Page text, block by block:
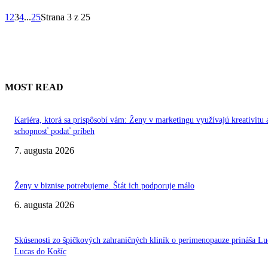
1 234...25Strana 3 z 25
MOST READ
Kariéra, ktorá sa prispôsobí vám: Ženy v marketingu využívajú kreativitu
schopnosť podať príbeh
7. augusta 2026
Ženy v biznise potrebujeme. Štát ich podporuje málo
6. augusta 2026
Skúsenosti zo špičkových zahraničných kliník o perimenopauze prináša
Lucas do Košíc